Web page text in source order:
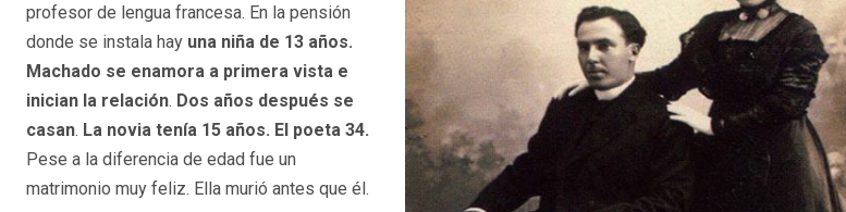
profesor de lengua francesa. En la pensión
donde se instala hay una niña de 13 años.
Machado se enamora a primera vista e
inician la relación. Dos años después se
casan. La novia tenía 15 años. El poeta 34.
Pese a la diferencia de edad fue un
matrimonio muy feliz. Ella murió antes que él.